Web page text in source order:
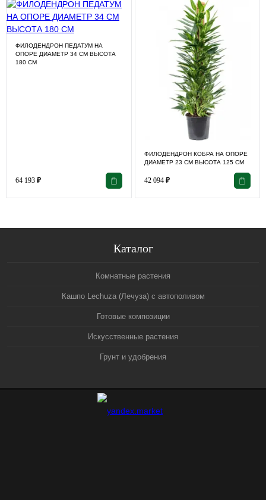
ФИЛОДЕНДРОН ПЕДАТУМ НА
ОПОРЕ ДИАМЕТР 34 СМ ВЫСОТА
180 СМ
64 193 ₽
ФИЛОДЕНДРОН КОБРА НА ОПОРЕ
ДИАМЕТР 23 СМ ВЫСОТА 125 СМ
42 094 ₽
Каталог
Комнатные растения
Кашпо Lechuza (Лечуза) с автополивом
Готовые композиции
Искусственные растения
Грунт и удобрения